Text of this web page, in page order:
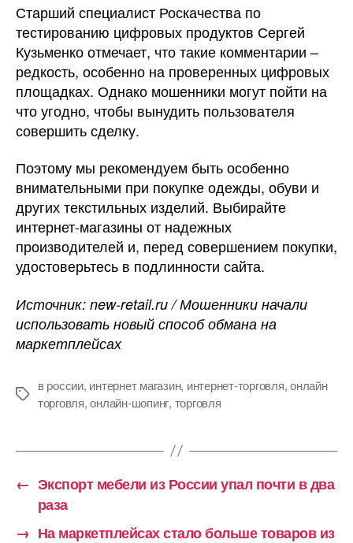
Старший специалист Роскачества по
тестированию цифровых продуктов Сергей
Кузьменко отмечает, что такие комментарии –
редкость, особенно на проверенных цифровых
площадках. Однако мошенники могут пойти на
что угодно, чтобы вынудить пользователя
совершить сделку.
Поэтому мы рекомендуем быть особенно
внимательными при покупке одежды, обуви и
других текстильных изделий. Выбирайте
интернет-магазины от надежных
производителей и, перед совершением покупки,
удостоверьтесь в подлинности сайта.
Источник: new-retail.ru / Мошенники начали
использовать новый способ обмана на
маркетплейсах
Метки
в россии, интернет магазин, интернет-торговля,онлайн
торговля,онлайн-шопинг, торговля
← Экспорт мебели из России упал почти в два
раза
→ На маркетплейсах стало больше товаров из